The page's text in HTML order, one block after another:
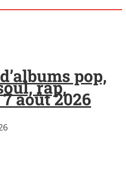
pop,
rap,
août 2026